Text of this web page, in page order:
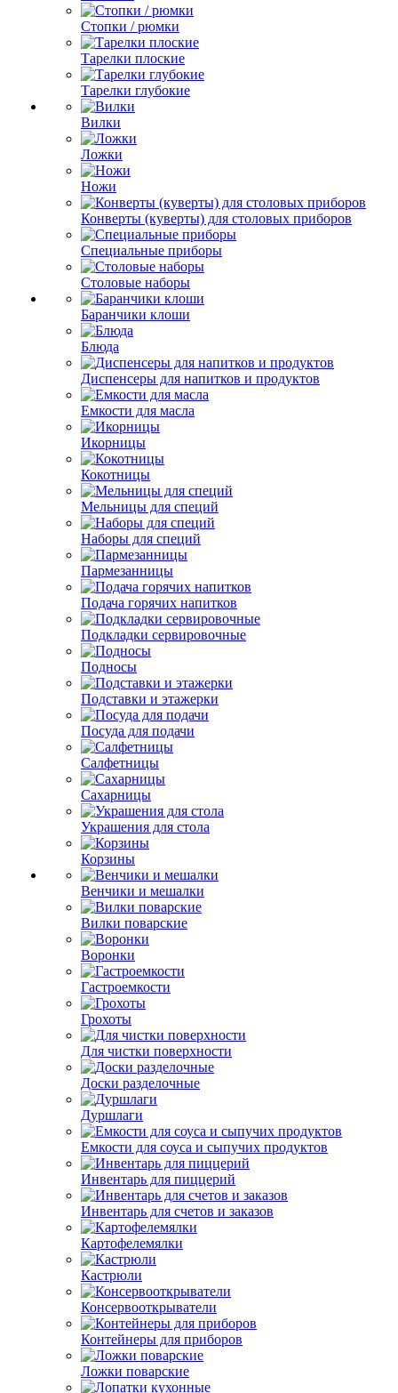
Стопки / рюмки
Тарелки плоские
Тарелки глубокие
Вилки
Ложки
Ножи
Конверты (куверты) для столовых приборов
Специальные приборы
Столовые наборы
Баранчики клоши
Блюда
Диспенсеры для напитков и продуктов
Емкости для масла
Икорницы
Кокотницы
Мельницы для специй
Наборы для специй
Пармезанницы
Подача горячих напитков
Подкладки сервировочные
Подносы
Подставки и этажерки
Посуда для подачи
Салфетницы
Сахарницы
Украшения для стола
Корзины
Венчики и мешалки
Вилки поварские
Воронки
Гастроемкости
Грохоты
Для чистки поверхности
Доски разделочные
Дуршлаги
Емкости для соуса и сыпучих продуктов
Инвентарь для пиццерий
Инвентарь для счетов и заказов
Картофелемялки
Кастрюли
Консервооткрыватели
Контейнеры для приборов
Ложки поварские